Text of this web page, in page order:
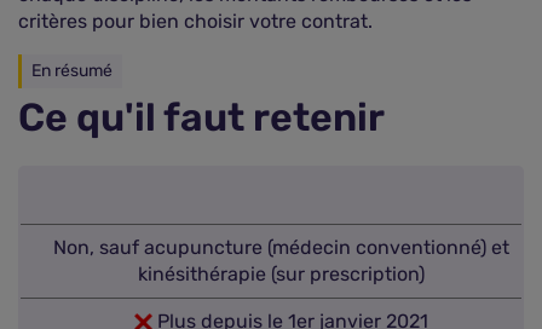
critères pour bien choisir votre contrat.
En résumé
Ce qu'il faut retenir
Non, sauf acupuncture (médecin conventionné) et
kinésithérapie (sur prescription)
Plus depuis le 1er janvier 2021